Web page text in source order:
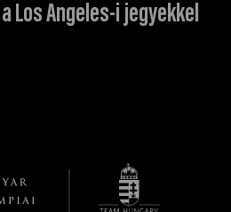
Los Angeles-i jegyekkel